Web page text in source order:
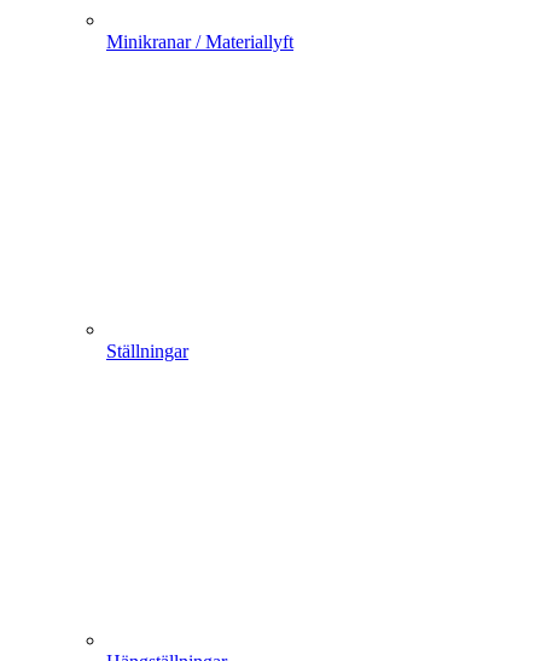
Minikranar / Materiallyft
Ställningar